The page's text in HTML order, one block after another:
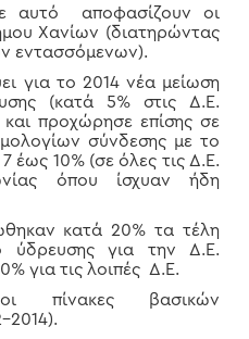
αυτό αποφασίζουν οι
Χανίων (διατηρώντας
εντασσόμενων).
για το 2014 νέα μείωση
(κατά 5% στις Δ.Ε.
προχώρησε επίσης σε
σύνδεσης με το
έως 10% (σε όλες τις Δ.Ε.
όπου ίσχυαν ήδη
κατά 20% τα τέλη
ύδρευσης για την Δ.Ε.
για τις λοιπές Δ.Ε.
πίνακες βασικών
2014).